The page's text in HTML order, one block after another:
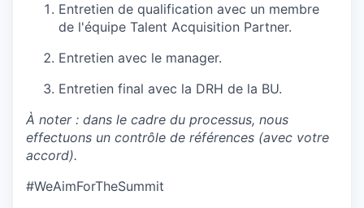
Entretien de qualification avec un membre
de l'équipe Talent Acquisition Partner.
Entretien avec le manager.
Entretien final avec la DRH de la BU.
À noter : dans le cadre du processus, nous
effectuons un contrôle de références (avec votre
accord).
#WeAimForTheSummit